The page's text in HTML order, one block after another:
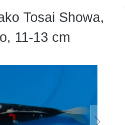
Tosai Showa,
11-13 cm